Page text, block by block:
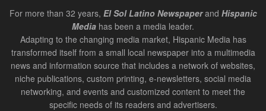
For more than 32 years, El Sol Latino Newspaperand Hispanic
Media has been a media leader.
Adapting to the changing media market, Hispanic Media has
transformed itself from a small local newspaper into a multimedia
news and information source that includes a network of websites,
niche publications, custom printing, e-newsletters, social media
networking, and events and customized content to meet the
specific needs of its readers and advertisers.